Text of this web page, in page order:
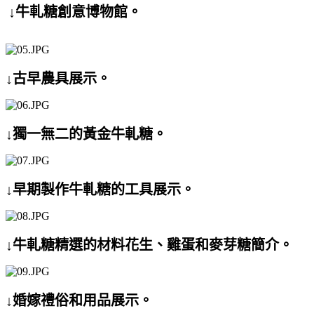
↓牛軋糖創意博物館。
↓古早農具展示。
↓獨一無二的黃金牛軋糖。
↓早期製作牛軋糖的工具展示。
↓牛軋糖精選的材料花生、雞蛋和麥芽糖簡介。
↓婚嫁禮俗和用品展示。